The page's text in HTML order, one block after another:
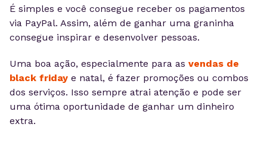
É simples e você consegue receber os pagamentos
via PayPal. Assim, além de ganhar uma graninha
consegue inspirar e desenvolver pessoas.
Uma boa ação, especialmente para as vendas de
black friday e natal, é fazer promoções ou combos
dos serviços. Isso sempre atrai atenção e pode ser
uma ótima oportunidade de ganhar um dinheiro
extra.